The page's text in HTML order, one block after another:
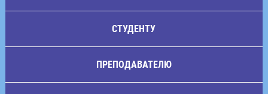
СТУДЕНТУ
ПРЕПОДАВАТЕЛЮ